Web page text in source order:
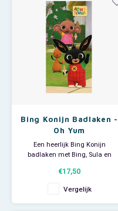
Bing Konijn Badlaken -
Oh Yum
Een heerlijk Bing Konijn
badlaken met Bing, Sula en
handdoek is ideaal voor
thuisgebruik, voor bij de
zwemles of als strandlaken om
op te luieren. Afmeting: 70 x 140
€17,50
Vergelijk